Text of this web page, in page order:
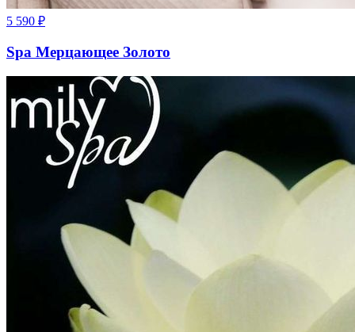
5 590 ₽
Spa Мерцающее Золото